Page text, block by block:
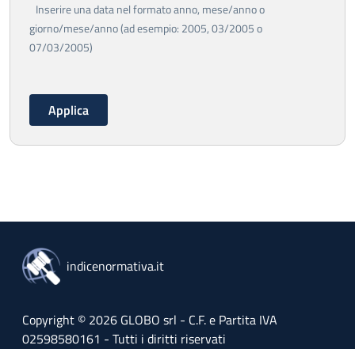
Inserire una data nel formato anno, mese/anno o
giorno/mese/anno (ad esempio: 2005, 03/2005 o
07/03/2005)
indicenormativa.it
Copyright © 2026 GLOBO srl - C.F. e Partita IVA
02598580161 - Tutti i diritti riservati